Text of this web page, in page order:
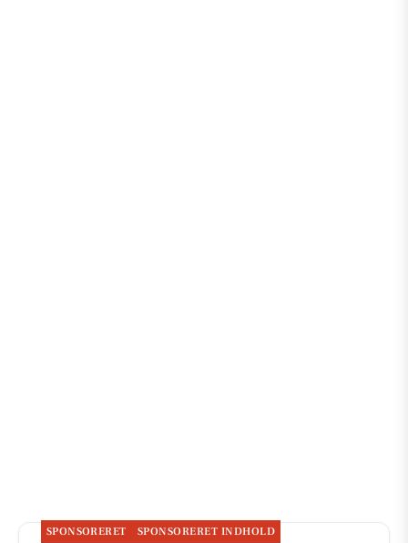
SPONSORERET SPONSORERET INDHOLD